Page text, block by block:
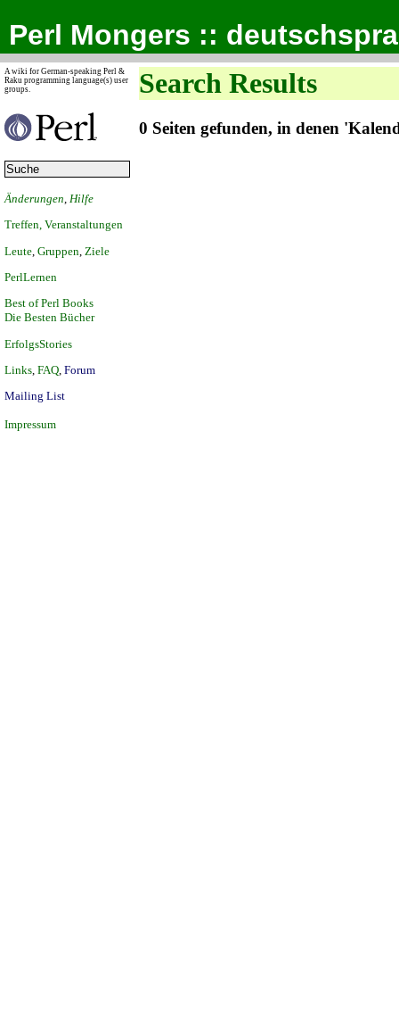
Perl Mongers ::
A wiki for German-speaking Perl &
Raku programming language(s) user
groups.
Änderungen Hilfe
Treffen, Veranstaltungen
Leute Gruppen Ziele
PerlLernen
Best of Perl Books
Die Besten Bücher
ErfolgsStories
Links FAQ Forum
Mailing List
Impressum
Search Results
0 Seiten gefunden, in denen